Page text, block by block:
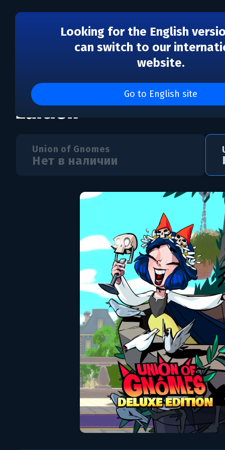
Looking for the English
can switch to our
website.
Go to English site
Union of Gnomes -
Edition
Union of Gnomes
Нет в наличии